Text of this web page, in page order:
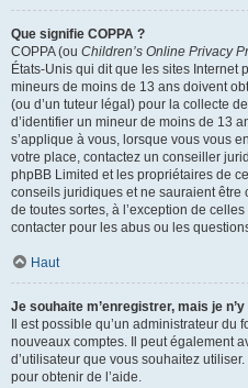
Que signifie COPPA ?
COPPA (ou Children’s Online Privacy
États-Unis qui dit que les sites Internet
mineurs de moins de 13 ans doivent
(ou d’un tuteur légal) pour la collecte
d’identifier un mineur de moins de 13
s’applique à vous, lorsque vous vous
votre place, contactez un conseiller
phpBB Limited et les propriétaires de
conseils juridiques et ne sauraient
de toutes sortes, à l’exception de
contacter pour les abus ou les
Haut
Je souhaite m’enregistrer, mais je
Il est possible qu’un administrateur
nouveaux comptes. Il peut également
d’utilisateur que vous souhaitez
pour obtenir de l’aide.